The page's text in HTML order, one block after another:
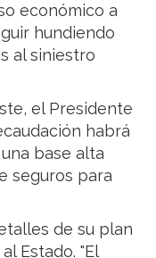
económico a
hundiendo
al siniestro
el Presidente
habrá
base alta
seguros para
de su plan
Estado. "El